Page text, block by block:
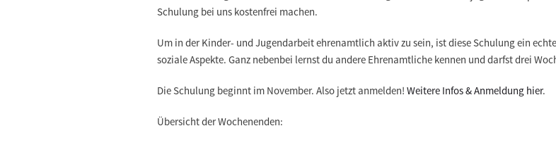
Schulung bei uns kostenfrei machen.
Um in der Kinder- und Jugendarbeit ehrenamtlich aktiv zu sein, ist diese Schulung ein
soziale Aspekte. Ganz nebenbei lernst du andere Ehrenamtliche kennen und darfst drei
Die Schulung beginnt im November. Also jetzt anmelden! Weitere Infos & Anmeldung hier.
Übersicht der Wochenenden: